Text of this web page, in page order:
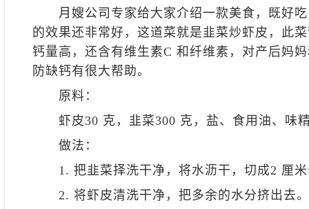
月嫂公司 专家给大家介绍一款美食，既好
的效果还非常好，这道菜就是韭菜炒虾皮，此
钙量高，还含有维生素C 和纤维素，对产后妈
防缺钙有很大帮助。
原料：
虾皮30 克，韭菜300 克，盐、食用油、味
做法：
1. 把韭菜择洗干净，将水沥干，切成2 厘米
2. 将虾皮清洗干净，把多余的水分挤出去。